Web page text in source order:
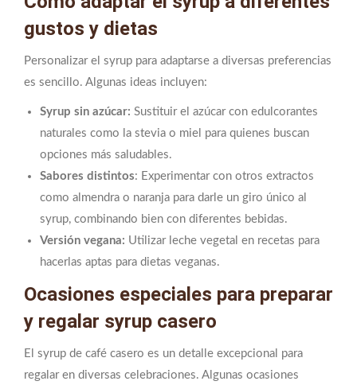
gustos y dietas
Personalizar el syrup para adaptarse a diversas preferencias
es sencillo. Algunas ideas incluyen:
Syrup sin azúcar: Sustituir el azúcar con edulcorantes
naturales como la stevia o miel para quienes buscan
opciones más saludables.
Sabores distintos: Experimentar con otros extractos
como almendra o naranja para darle un giro único al
syrup, combinando bien con diferentes bebidas.
Versión vegana: Utilizar leche vegetal en recetas para
hacerlas aptas para dietas veganas.
Ocasiones especiales para preparar
y regalar syrup casero
El syrup de café casero es un detalle excepcional para
regalar en diversas celebraciones. Algunas ocasiones